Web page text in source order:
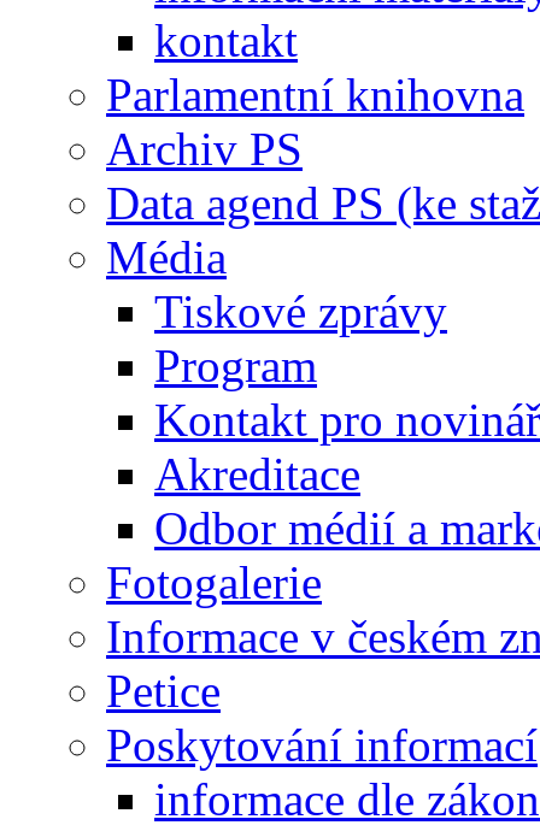
kontakt
Parlamentní knihovna
Archiv PS
Data agend PS (ke
Média
Tiskové zprávy
Program
Kontakt pro
Akreditace
Odbor médií a
Fotogalerie
Informace v českém
Petice
Poskytování informací
informace dle